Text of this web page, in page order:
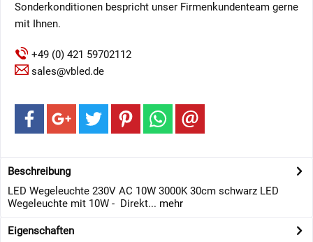
Sonderkonditionen bespricht unser Firmenkundenteam gerne
mit Ihnen.
+49 (0) 421 59702112
sales@vbled.de
Beschreibung
LED Wegeleuchte 230V AC 10W 3000K 30cm schwarz LED
Wegeleuchte mit 10W - Direkt... mehr
Eigenschaften